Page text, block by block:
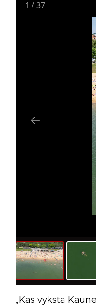
1 /37
„Kas vyksta